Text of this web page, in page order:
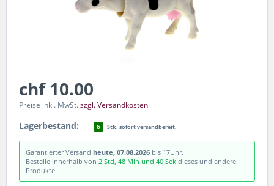
chf 10.00
Preise inkl. MwSt.zzgl. Versandkosten
Lagerbestand: 6 Stk. sofort versandbereit.
Garantierter Versand heute, 07.08.2026 bis 17Uhr.
Bestelle innerhalb von 2 Std, 48 Min und 39 Sek dieses und andere
Produkte.